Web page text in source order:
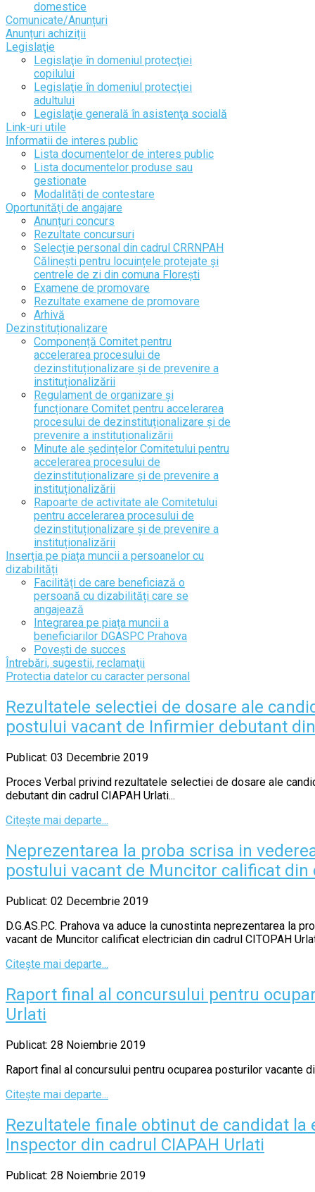
domestice
Comunicate/Anunțuri
Anunțuri achiziții
Legislaţie
Legislaţie în domeniul protecţiei
copilului
Legislaţie în domeniul protecţiei
adultului
Legislaţie generală în asistenţa socială
Link-uri utile
Informatii de interes public
Lista documentelor de interes public
Lista documentelor produse sau
gestionate
Modalități de contestare
Oportunităţi de angajare
Anunțuri concurs
Rezultate concursuri
Selecție personal din cadrul CRRNPAH
Călinești pentru locuințele protejate și
centrele de zi din comuna Florești
Examene de promovare
Rezultate examene de promovare
Arhivă
Dezinstituționalizare
Componență Comitet pentru
accelerarea procesului de
dezinstituționalizare și de prevenire a
instituționalizării
Regulament de organizare și
funcționare Comitet pentru accelerarea
procesului de dezinstituționalizare și de
prevenire a instituționalizării
Minute ale ședințelor Comitetului pentru
accelerarea procesului de
dezinstituționalizare și de prevenire a
instituționalizării
Rapoarte de activitate ale Comitetului
pentru accelerarea procesului de
dezinstituționalizare și de prevenire a
instituționalizării
Inserția pe piața muncii a persoanelor cu
dizabilități
Facilități de care beneficiază o
persoană cu dizabilități care se
angajează
Integrarea pe piața muncii a
beneficiarilor DGASPC Prahova
Povești de succes
Întrebări, sugestii, reclamaţii
Protectia datelor cu caracter personal
Rezultatele selectiei de dosare ale
postului vacant de Infirmier debutant
Publicat: 03 Decembrie 2019
Proces Verbal privind rezultatele selectiei de dosare ale
debutant din cadrul CIAPAH Urlati...
Citește mai departe...
Neprezentarea la proba scrisa in
postului vacant de Muncitor calificat din
Publicat: 02 Decembrie 2019
D.G.AS.P.C. Prahova va aduce la cunostinta neprezentarea la
vacant de Muncitor calificat electrician din cadrul CITOPAH
Citește mai departe...
Raport final al concursului pentru
Urlati
Publicat: 28 Noiembrie 2019
Raport final al concursului pentru ocuparea posturilor vacante
Citește mai departe...
Rezultatele finale obtinut de candidat
Inspector din cadrul CIAPAH Urlati
Publicat: 28 Noiembrie 2019